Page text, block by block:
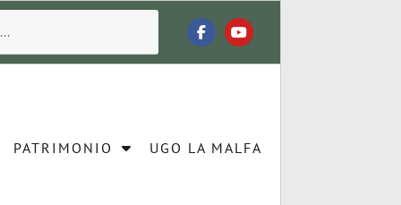
PATRIMONIO UGO LA MALFA